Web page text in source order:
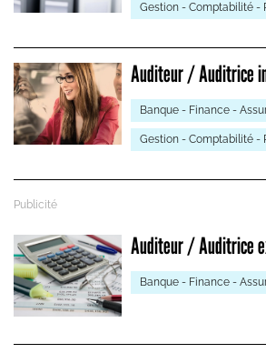
Gestion - Comptabilité -
Auditeur / Auditrice
Banque - Finance -
Gestion - Comptabilité -
Auditeur / Auditrice
Banque - Finance -